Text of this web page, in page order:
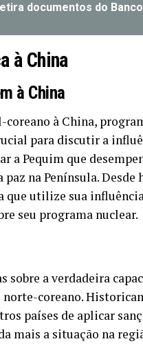
documentos do
à China
à China
à China,
para discutir a
a Pequim que
na Península. Desde
utilize sua
seu programa nuclear.
sobre a verdadeira
coreano.
países de aplicar
mais a situação na